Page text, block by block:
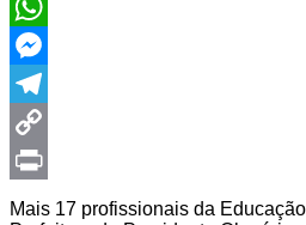
Twitter
WhatsApp
Messenger
Telegram
Copy
Link
Print
Mais 17 profissionais da